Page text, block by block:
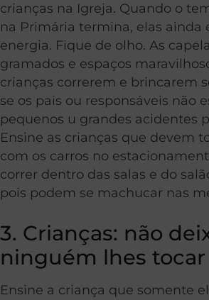
crianças na Igreja. Quando o
na Primária termina, elas ainda
energia. Fique de olho. As
gramados e espaços
crianças correrem e brincarem
se os pais ou responsáveis não
pequenos u grandes acidentes
Ensine as crianças que devem
com os carros no
correr dentro das salas e do
pois podem se machucar nas
3. Crianças: não
ninguém lhes tocar
Ensine a criança que somente